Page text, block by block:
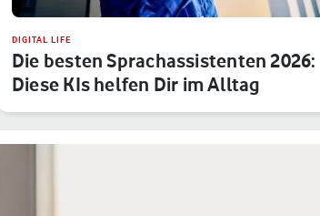
DIGITAL LIFE
Die besten Sprachassistenten 2026:
Diese KIs helfen Dir im Alltag